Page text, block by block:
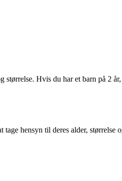
Hvis du har et barn på 2
hensyn til deres alder,